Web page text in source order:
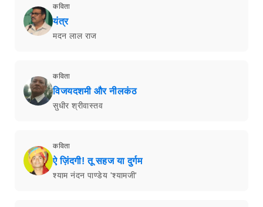
कविता
यंत्र
मदन लाल राज
कविता
विजयदशमी और नीलकंठ
सुधीर श्रीवास्तव
कविता
ऐ ज़िंदगी! तू सहज या दुर्गम
श्याम नंदन पाण्डेय 'श्यामजी'